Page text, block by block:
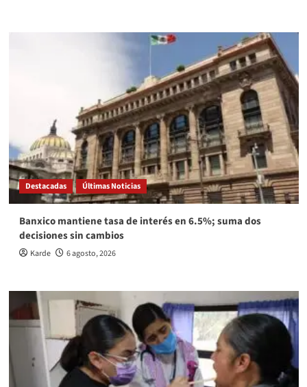
Destacadas Últimas Noticias
Banxico mantiene tasa de interés en 6.5%; suma dos
decisiones sin cambios
Karde 6 agosto, 2026